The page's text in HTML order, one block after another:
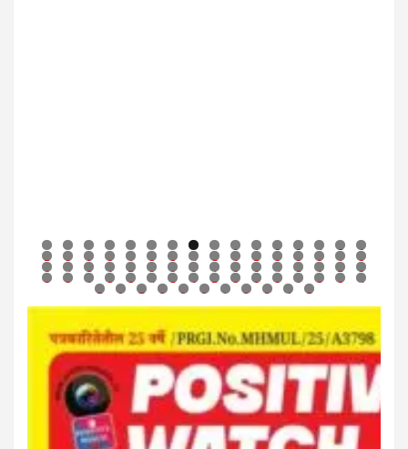
0 1 2 3 4 5 6
7 8 9 0 1 2 3 4 5 6 7 8 9 0 1 2
3 4 5 6 7 8 9 0 1 2 3 4 5 6 7 8
9 0 1 2 3 4 5 6 7 8 9 0 1 2 3 4
5 6 7 8 9 0 1 2 3 4 5